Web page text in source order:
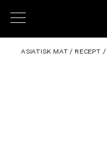
ASIATISK MAT/ RECEPT/